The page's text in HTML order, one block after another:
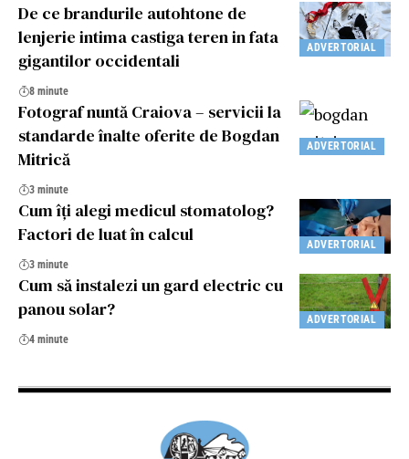
ADVERTORIAL
De ce brandurile autohtone de
lenjerie intima castiga teren in fata
gigantilor occidentali
8 minute
ADVERTORIAL
Fotograf nuntă Craiova – servicii la
standarde înalte oferite de Bogdan
Mitrică
3 minute
ADVERTORIAL
Cum îți alegi medicul stomatolog?
Factori de luat în calcul
3 minute
ADVERTORIAL
Cum să instalezi un gard electric cu
panou solar?
4 minute